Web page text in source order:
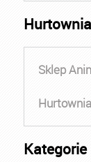
Sklep
Kategorie